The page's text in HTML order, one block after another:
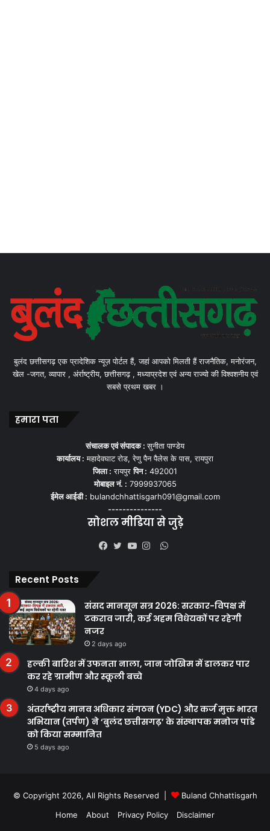
बुलंद छत्तीसगढ़ एक प्रादेशिक न्यूज़ पोर्टल हैं, जहां आपको मिलती हैं राजनैतिक, मनोरंजन,
खेल -जगत, व्यापार , अंर्राष्ट्रीय, छत्तीसगढ़ , मध्याप्रदेश एवं अन्य राज्यो की विश्वशनीय एवं
सबसे प्रथम खबर ।
हमारा पता
संचालक एवं संपादक :सुनीता पाण्डेय
कार्यालय : महादेवघाट रोड, रेणु पैन पैलेस के पास, रायपुरा
जिला : रायपुरपिन : 492001
मोबाइल नं. : 7999937065
ईमेल आईडी : bulandchhattisgarh091@gmail.com
---------------
सोशल मीडिया से जुड़े
WhatsApp
Recent Posts
संसद मानसून सत्र 2026: सरकार-विपक्ष में
टकराव जारी, कई अहम विधेयकों पर रहेगी
नजर
2 days ago
हल्की बारिश में उफनता नाला, जान जोखिम में डालकर पार
कर रहे ग्रामीण और स्कूली बच्चे
4 days ago
अंतर्राष्ट्रीय मानव अधिकार संगठन (YDC) और कर्ज मुक्त भारत
अभियान (तर्पण) ने ‘बुलंद छत्तीसगढ़’ के संस्थापक मनोज पांडे
को किया सम्मानित
5 days ago
© Copyright 2026, All Rights Reserved |
Buland Chhattisgarh
Home
About Privacy Policy Disclaimer